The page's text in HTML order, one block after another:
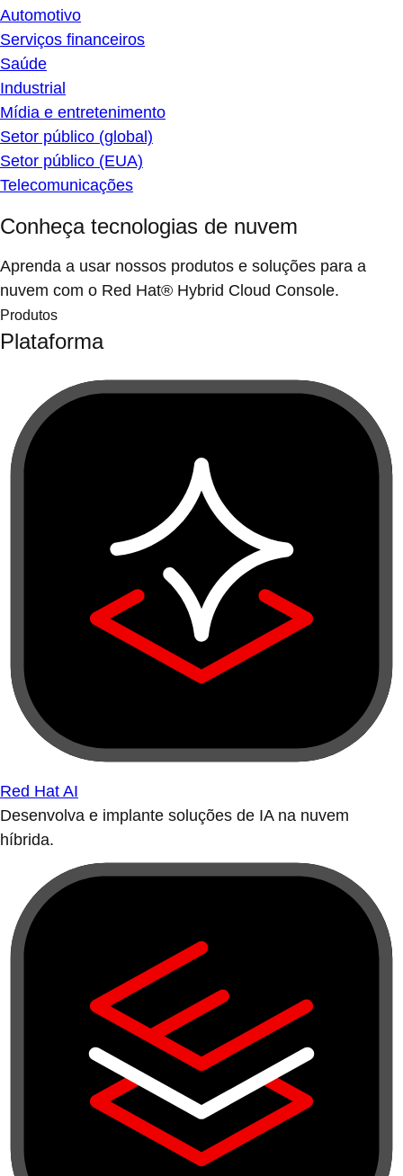
Automotivo
Serviços financeiros
Saúde
Industrial
Mídia e entretenimento
Setor público (global)
Setor público (EUA)
Telecomunicações
Conheça tecnologias de nuvem
Aprenda a usar nossos produtos e soluções para a
nuvem com o Red Hat® Hybrid Cloud Console.
Produtos
Plataforma
Red Hat AI
Desenvolva e implante soluções de IA na nuvem
híbrida.